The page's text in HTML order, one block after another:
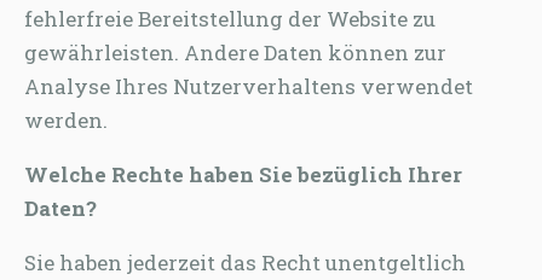
fehlerfreie Bereitstellung der Website zu
gewährleisten. Andere Daten können zur
Analyse Ihres Nutzerverhaltens verwendet
werden.
Welche Rechte haben Sie bezüglich Ihrer
Daten?
Sie haben jederzeit das Recht unentgeltlich